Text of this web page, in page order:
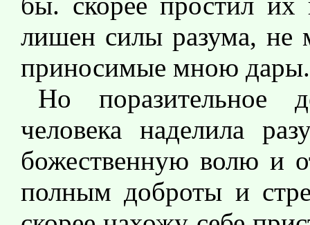
лишен силы разума, не
приносимые мною дары.
Но поразительное
человека наделила
божественную волю и
полным доброты и